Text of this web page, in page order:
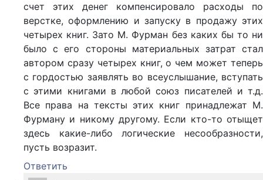
счет этих денег компенсировало расходы по
верстке, оформлению и запуску в продажу этих
четырех книг. Зато М. Фурман без каких бы то ни
было с его стороны материальных затрат стал
автором сразу четырех книг, о чем может теперь
с гордостью заявлять во всеуслышание, вступать
с этими книгами в любой союз писателей и т.д.
Все права на тексты этих книг принадлежат М.
Фурману и никому другому. Если кто-то отыщет
здесь какие-либо логические несообразности,
пусть возразит.
Ответить